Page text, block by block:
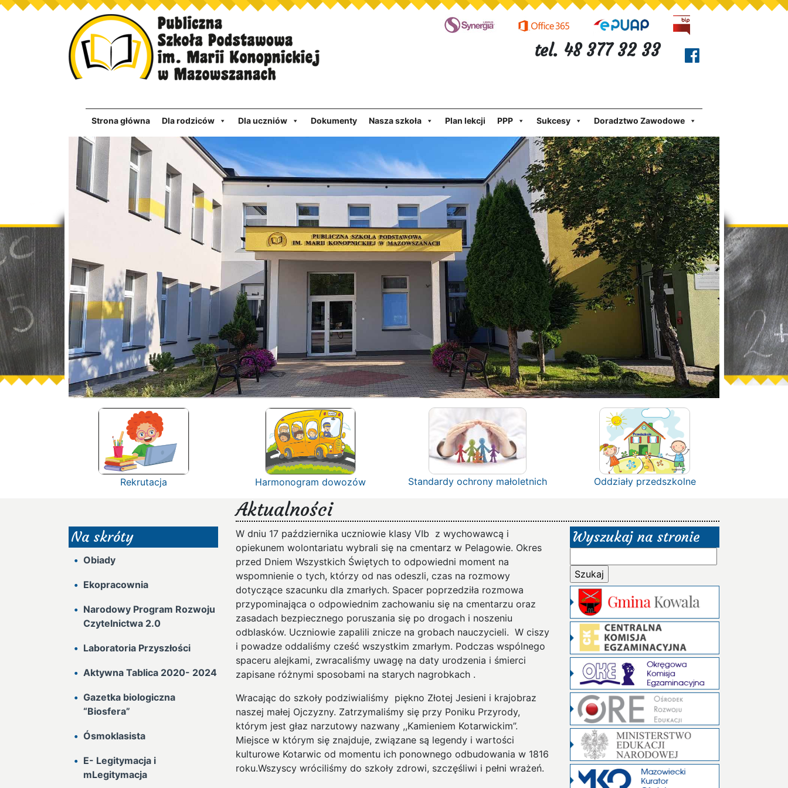
tel. 48 377 32 33
Strona główna Dla rodziców Dla uczniów Dokumenty Nasza szkoła Plan lekcji PPP Sukcesy Doradztwo Zawodowe
Rekrutacja Harmonogram dowozów Standardy ochrony małoletnich Oddziały przedszkolne
Aktualności
Na skróty
Obiady
Ekopracownia
Narodowy Program Rozwoju
Czytelnictwa 2.0
Laboratoria Przyszłości
Aktywna Tablica 2020- 2024
Gazetka biologiczna
“Biosfera”
Ósmoklasista
E- Legitymacja i
mLegitymacja
W dniu 17 października uczniowie klasy VIb z wychowawcą i
opiekunem wolontariatu wybrali się na cmentarz w Pelagowie. Okres
przed Dniem Wszystkich Świętych to odpowiedni moment na
wspomnienie o tych, którzy od nas odeszli, czas na rozmowy
dotyczące szacunku dla zmarłych. Spacer poprzedziła rozmowa
przypominająca o odpowiednim zachowaniu się na cmentarzu oraz
zasadach bezpiecznego poruszania się po drogach i noszeniu
odblasków. Uczniowie zapalili znicze na grobach nauczycieli. W ciszy
i powadze oddaliśmy cześć wszystkim zmarłym. Podczas wspólnego
spaceru alejkami, zwracaliśmy uwagę na daty urodzenia i śmierci
zapisane różnymi sposobami na starych nagrobkach .
Wracając do szkoły podziwialiśmy piękno Złotej Jesieni i krajobraz
naszej małej Ojczyzny. Zatrzymaliśmy się przy Poniku Przyrody,
którym jest głaz narzutowy nazwany ,,Kamieniem Kotarwickim”.
Miejsce w którym się znajduje, związane są legendy i wartości
kulturowe Kotarwic od momentu ich ponownego odbudowania w 1816
roku.Wszyscy wróciliśmy do szkoły zdrowi, szczęśliwi i pełni wrażeń.
Wyszukaj na stronie